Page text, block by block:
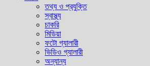
তথ্য ও প্রযুক্তি
স্বাস্থ্য
চাকরি
মিডিয়া
ফটো গ্যালারী
ভিডিও গ্যালারী
অন্যান্য